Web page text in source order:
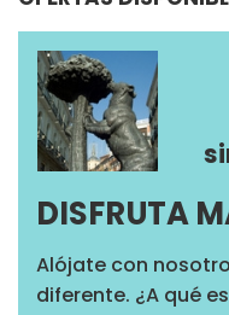
DISFRUTA
Alójate con
diferente. ¿A qué